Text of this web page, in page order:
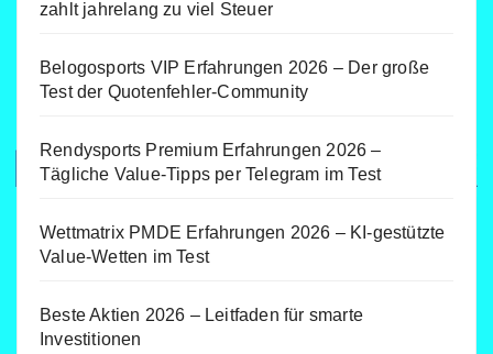
zahlt jahrelang zu viel Steuer
Belogosports VIP Erfahrungen 2026 – Der große
Test der Quotenfehler-Community
Rendysports Premium Erfahrungen 2026 –
Tägliche Value-Tipps per Telegram im Test
Wettmatrix PMDE Erfahrungen 2026 – KI-gestützte
Value-Wetten im Test
Beste Aktien 2026 – Leitfaden für smarte
Investitionen